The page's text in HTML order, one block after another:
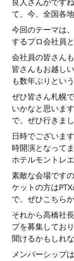
良人さんがです
て、今、全国各
今回のテーマは
するプロ会社員
会社員の皆さん
皆さんもお越し
も数年ぶりとい
ぜひ皆さん札幌
いかなと思いま
で、ぜひ行きまし
日時でございま
時開演となって
ホテルモントレ
素敵な会場です
ケットの方は
で、ぜひこちら
それから高橋社
プを募集してお
聞けるかもしれ
メンバーシップ